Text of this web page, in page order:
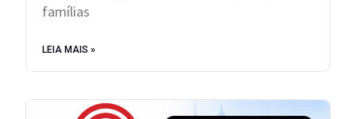
famílias
LEIA MAIS »